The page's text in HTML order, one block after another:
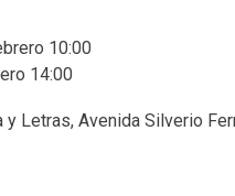
10:00
14:00
Letras, Avenida Silverio